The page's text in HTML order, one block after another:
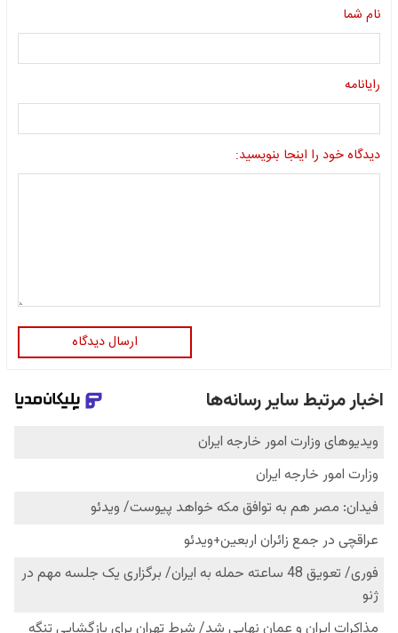
نام شما
رایانامه
دیدگاه خود را اینجا بنویسید:
ارسال دیدگاه